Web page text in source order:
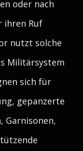
oder nach
ihren Ruf
nutzt solche
Militärsystem
sich für
gepanzerte
Garnisonen,